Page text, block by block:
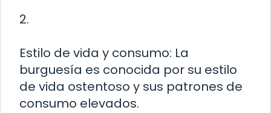
2.
Estilo de vida y consumo: La
burguesía es conocida por su estilo
de vida ostentoso y sus patrones de
consumo elevados.